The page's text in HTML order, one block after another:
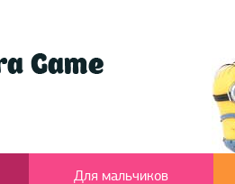
Для мальчиков